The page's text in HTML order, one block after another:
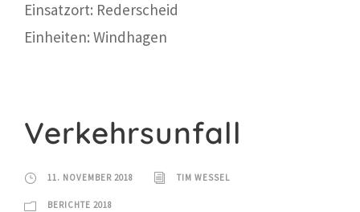
Einsatzort: Rederscheid
Einheiten: Windhagen
Verkehrsunfall
11. NOVEMBER 2018 TIM WESSEL
BERICHTE 2018